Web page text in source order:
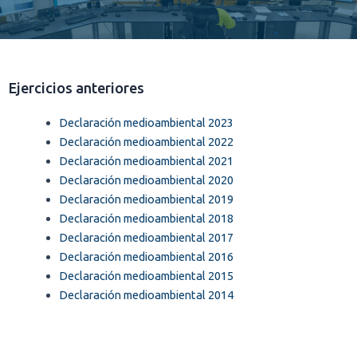
Ejercicios anteriores
Declaración medioambiental 2023
Declaración medioambiental 2022
Declaración medioambiental 2021
Declaración medioambiental 2020
Declaración medioambiental 2019
Declaración medioambiental 2018
Declaración medioambiental 2017
Declaración medioambiental 2016
Declaración medioambiental 2015
Declaración medioambiental 2014